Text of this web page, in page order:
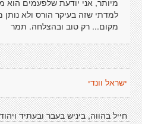
מיותר, אני יודעת שלפעמים הוא
למדתי שזה בעיקר הורס ולא
מקום... רק טוב ובהצלחה. תמר
ישראל וונדי
חייל בהווה, ביניש בעבר ובעתיד